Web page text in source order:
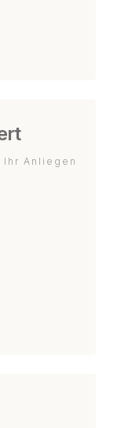
Anliegen